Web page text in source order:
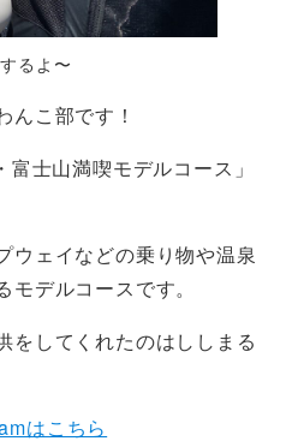
るよ〜
んこ部です！
富士山満喫モデルコース」
ウェイなどの乗り物や温泉
デルコースです。
をしてくれたのはししまる
はこちら